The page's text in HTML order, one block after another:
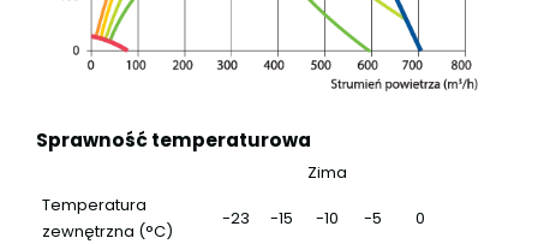
Sprawność temperaturowa
Zima
Temperatura
zewnętrzna (°C)
-23 -15 -10 -5 0